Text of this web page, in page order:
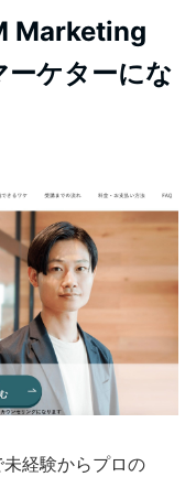
Marketing
ケターにな
経験からプロの